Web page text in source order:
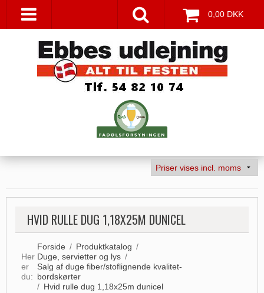
0,00 DKK
HVID RULLE DUG 1,18X25M DUNICEL
Her
er
du:
Forside / Produktkatalog /
Duge, servietter og lys /
Salg af duge fiber/stoflignende kvalitet-
bordskørter
/ Hvid rulle dug 1,18x25m dunicel